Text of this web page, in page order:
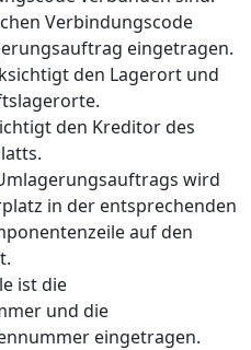
Verbindungscode
eingetragen.
den Lagerort und
den Kreditor des
wird
in der entsprechenden
auf den
ist die
und die
eingetragen.